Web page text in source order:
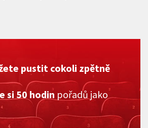
pustit cokoli zpětně
si 50 hodin pořadů jako